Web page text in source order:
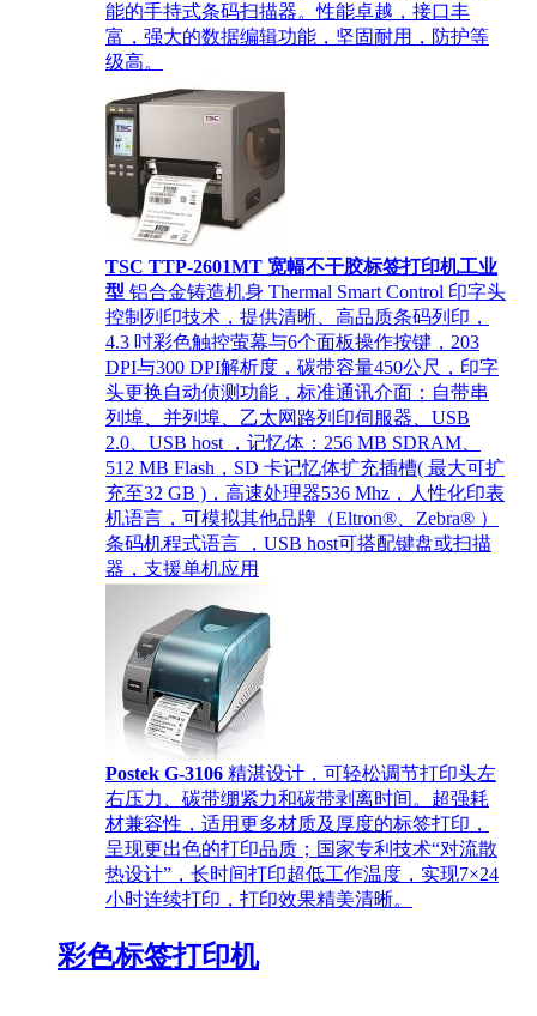
能的手持式条码扫描器。性能卓越，接口丰
富，强大的数据编辑功能，坚固耐用，防护等
级高。
TSC TTP-2601MT 宽幅不干胶标签打印机工业
型 铝合金铸造机身 Thermal Smart Control 印字头
控制列印技术，提供清晰、高品质条码列印，
4.3 吋彩色触控萤幕与6个面板操作按键，203
DPI与300 DPI解析度，碳带容量450公尺，印字
头更换自动侦测功能，标准通讯介面：自带串
列埠、并列埠、乙太网路列印伺服器、USB
2.0、USB host ，记忆体：256 MB SDRAM、
512 MB Flash，SD 卡记忆体扩充插槽( 最大可扩
充至32 GB )，高速处理器536 Mhz，人性化印表
机语言，可模拟其他品牌（Eltron®、Zebra® ）
条码机程式语言 ，USB host可搭配键盘或扫描
器，支援单机应用
Postek G-3106 精湛设计，可轻松调节打印头左
右压力、碳带绷紧力和碳带剥离时间。超强耗
材兼容性，适用更多材质及厚度的标签打印，
呈现更出色的打印品质；国家专利技术“对流散
热设计”，长时间打印超低工作温度，实现7×24
小时连续打印，打印效果精美清晰。
彩色标签打印机